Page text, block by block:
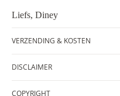
Liefs, Diney
VERZENDING & KOSTEN
DISCLAIMER
COPYRIGHT